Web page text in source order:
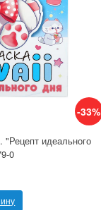
-33%
"Рецепт идеального
0